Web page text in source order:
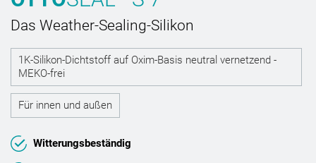
Das Weather-Sealing-Silikon
1K-Silikon-Dichtstoff auf Oxim-Basis neutral vernetzend -
MEKO-frei
Für innen und außen
Witterungsbeständig